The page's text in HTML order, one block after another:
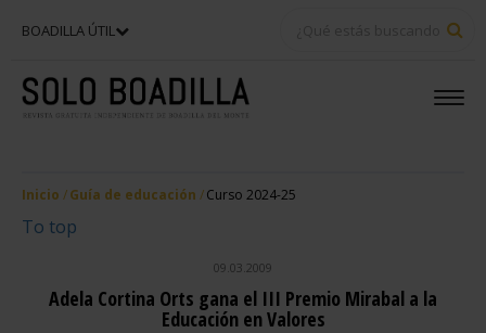
BOADILLA ÚTIL
Inicio Guía de educación Curso 2024-25
To top
09.03.2009
Adela Cortina Orts gana el III Premio Mirabal a la
Educación en Valores